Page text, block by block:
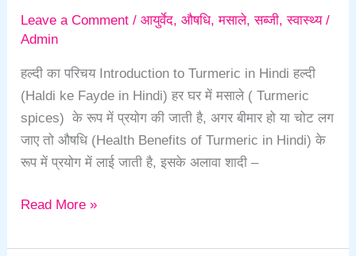
Leave a Comment /आयुर्वेद,औषधि,मसाले,सब्जी,स्वास्थ्य/
Admin
हल्दी का परिचय Introduction to Turmeric in Hindi हल्दी
(Haldi ke Fayde in Hindi) हर घर में मसाले ( Turmeric
spices) के रूप में प्रयोग की जाती है, अगर बीमार हो या चोट लग
जाए तो औषधि (Health Benefits of Turmeric in Hindi) के
रूप में प्रयोग में लाई जाती है, इसके अलावा शादी –
Read More »